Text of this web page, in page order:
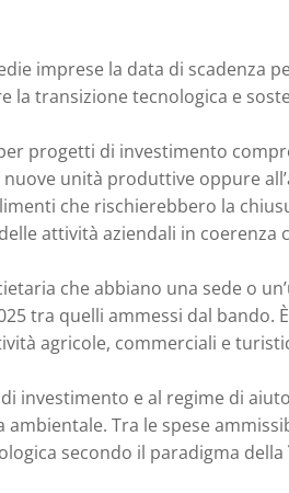
imprese la data di scadenza
la transizione tecnologica e
progetti di investimento
unità produttive oppure
che rischierebbero la
attività aziendali in coerenza
che abbiano una sede o
tra quelli ammessi dal
agricole, commerciali e
investimento e al regime di
Tra le spese
secondo il paradigma della